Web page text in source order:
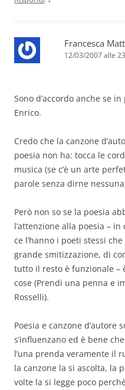
Francesca
12/03/2007 alle
Sono d’accordo anche se
Enrico.
Credo che la canzone
poesia non ha: tocca le
musica (se c’è un arte
parole senza dirne
Però non so se la poesia
l’attenzione alla poesia –
ce l’hanno i poeti stessi
grande smitizzazione, di
tutto il resto è funzionale –
cose (Prendi una penna e
Rosselli).
Poesia e canzone d’autore
s’influenzano ed è bene
l’una prenda veramente il
la canzone la si ascolta, la
volte la si legge poco